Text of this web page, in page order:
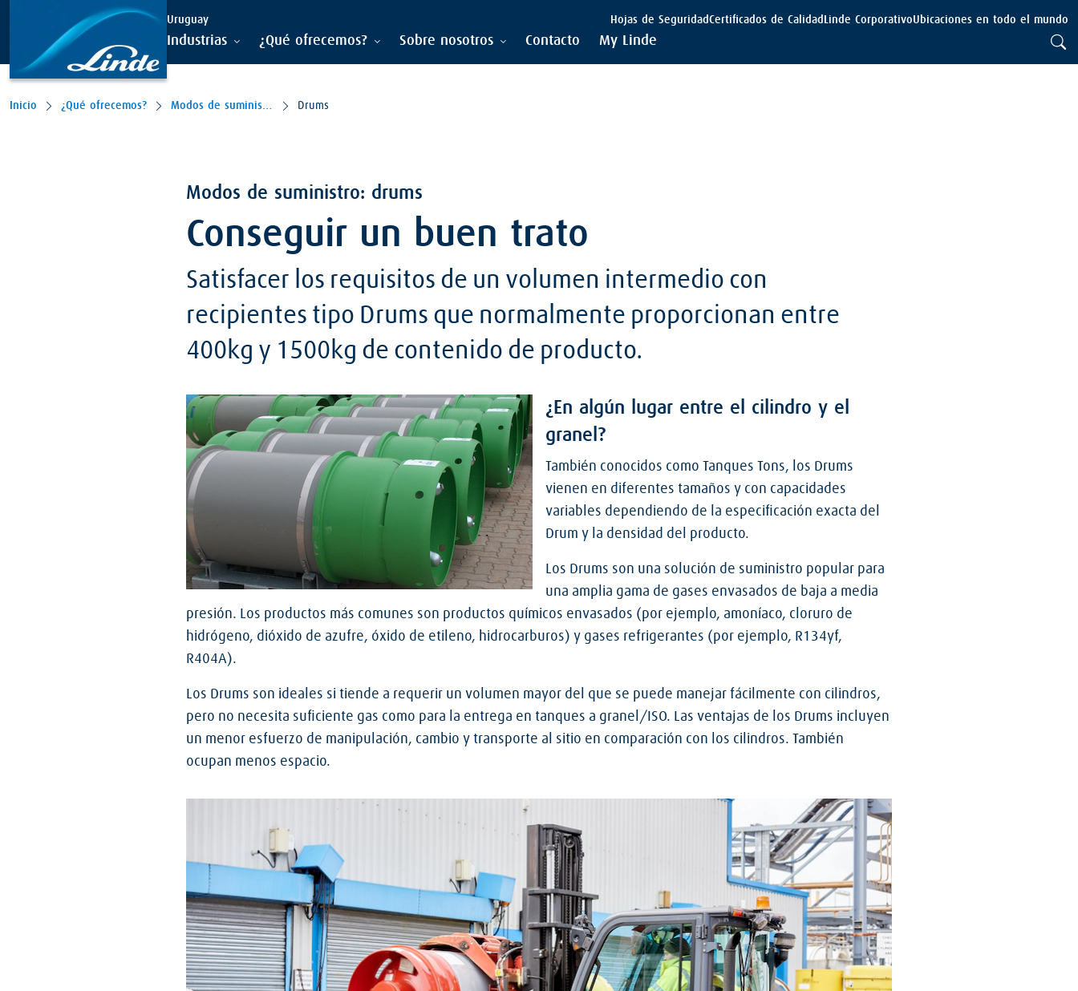
Ir al contenido principal Uruguay Hojas de SeguridadCertificados de Calidad Linde CorporativoUbicaciones en todo el mundo
Industrias ¿Qué ofrecemos? Sobre nosotros Contacto My Linde
Inicio ¿Qué ofrecemos? Modos de suministro Drums
Modos de suministro: drums
Conseguir un buen trato
Satisfacer los requisitos de un volumen intermedio con
recipientes tipo Drums que normalmente proporcionan entre
400kg y 1500kg de contenido de producto.
¿En algún lugar entre el cilindro y el
granel?
También conocidos como Tanques Tons, los Drums
vienen en diferentes tamaños y con capacidades
variables dependiendo de la especificación exacta del
Drum y la densidad del producto.
Los Drums son una solución de suministro popular para
una amplia gama de gases envasados de baja a media
presión. Los productos más comunes son productos químicos envasados (por ejemplo, amoníaco, cloruro de
hidrógeno, dióxido de azufre, óxido de etileno, hidrocarburos) y gases refrigerantes (por ejemplo, R134yf,
R404A).
Los Drums son ideales si tiende a requerir un volumen mayor del que se puede manejar fácilmente con cilindros,
pero no necesita suficiente gas como para la entrega en tanques a granel/ISO. Las ventajas de los Drums incluyen
un menor esfuerzo de manipulación, cambio y transporte al sitio en comparación con los cilindros. También
ocupan menos espacio.